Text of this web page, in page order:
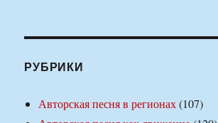
РУБРИКИ
Авторская песня в регионах(107)